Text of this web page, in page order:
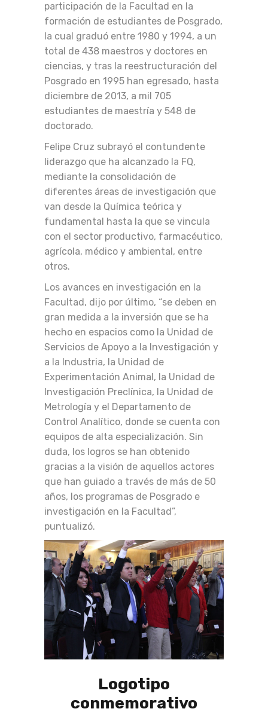
participación de la Facultad en la
formación de estudiantes de Posgrado,
la cual graduó entre 1980 y 1994, a un
total de 438 maestros y doctores en
ciencias, y tras la reestructuración del
Posgrado en 1995 han egresado, hasta
diciembre de 2013, a mil 705
estudiantes de maestría y 548 de
doctorado.
Felipe Cruz subrayó el contundente
liderazgo que ha alcanzado la FQ,
mediante la consolidación de
diferentes áreas de investigación que
van desde la Química teórica y
fundamental hasta la que se vincula
con el sector productivo, farmacéutico,
agrícola, médico y ambiental, entre
otros.
Los avances en investigación en la
Facultad, dijo por último, “se deben en
gran medida a la inversión que se ha
hecho en espacios como la Unidad de
Servicios de Apoyo a la Investigación y
a la Industria, la Unidad de
Experimentación Animal, la Unidad de
Investigación Preclínica, la Unidad de
Metrología y el Departamento de
Control Analítico, donde se cuenta con
equipos de alta especialización. Sin
duda, los logros se han obtenido
gracias a la visión de aquellos actores
que han guiado a través de más de 50
años, los programas de Posgrado e
investigación en la Facultad”,
puntualizó.
Logotipo
conmemorativo